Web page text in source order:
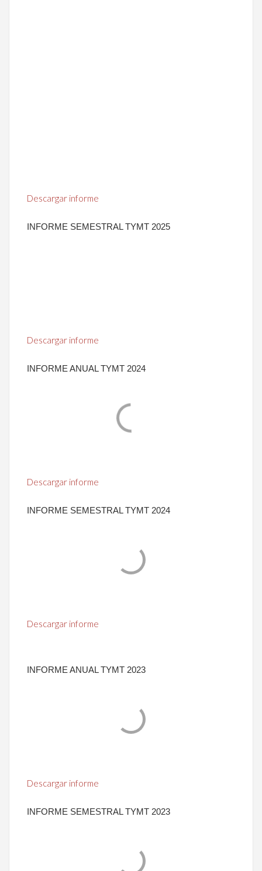
Descargar informe
INFORME SEMESTRAL TYMT 2025
Descargar informe
INFORME ANUAL TYMT 2024
Descargar informe
INFORME SEMESTRAL TYMT 2024
Descargar informe
INFORME ANUAL TYMT 2023
Descargar informe
INFORME SEMESTRAL TYMT 2023